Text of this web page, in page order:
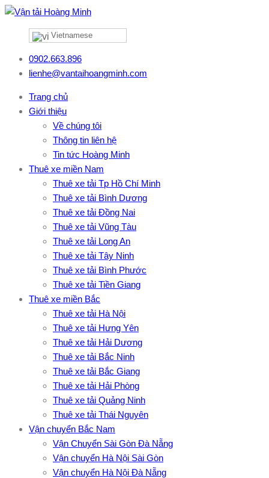
Vietnamese
0902.663.896
lienhe@vantaihoangminh.com
Trang chủ
Giới thiệu
Về chúng tôi
Thông tin liên hệ
Tin tức Hoàng Minh
Thuê xe miền Nam
Thuê xe tải Tp Hồ Chí Minh
Thuê xe tải Bình Dương
Thuê xe tải Đồng Nai
Thuê xe tải Vũng Tàu
Thuê xe tải Long An
Thuê xe tải Tây Ninh
Thuê xe tải Bình Phước
Thuê xe tải Tiền Giang
Thuê xe miền Bắc
Thuê xe tải Hà Nội
Thuê xe tải Hưng Yên
Thuê xe tải Hải Dương
Thuê xe tải Bắc Ninh
Thuê xe tải Bắc Giang
Thuê xe tải Hải Phòng
Thuê xe tải Quảng Ninh
Thuê xe tải Thái Nguyên
Vận chuyển Bắc Nam
Vận Chuyển Sài Gòn Đà Nẵng
Vận chuyển Hà Nội Sài Gòn
Vận chuyển Hà Nội Đà Nẵng